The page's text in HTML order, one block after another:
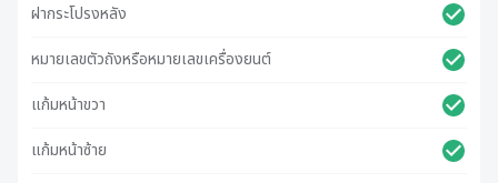
ฝากระโปรงหลัง
หมายเลขตัวถังหรือหมายเลขเครื่องยนต์
แก้มหน้าขวา
แก้มหน้าซ้าย